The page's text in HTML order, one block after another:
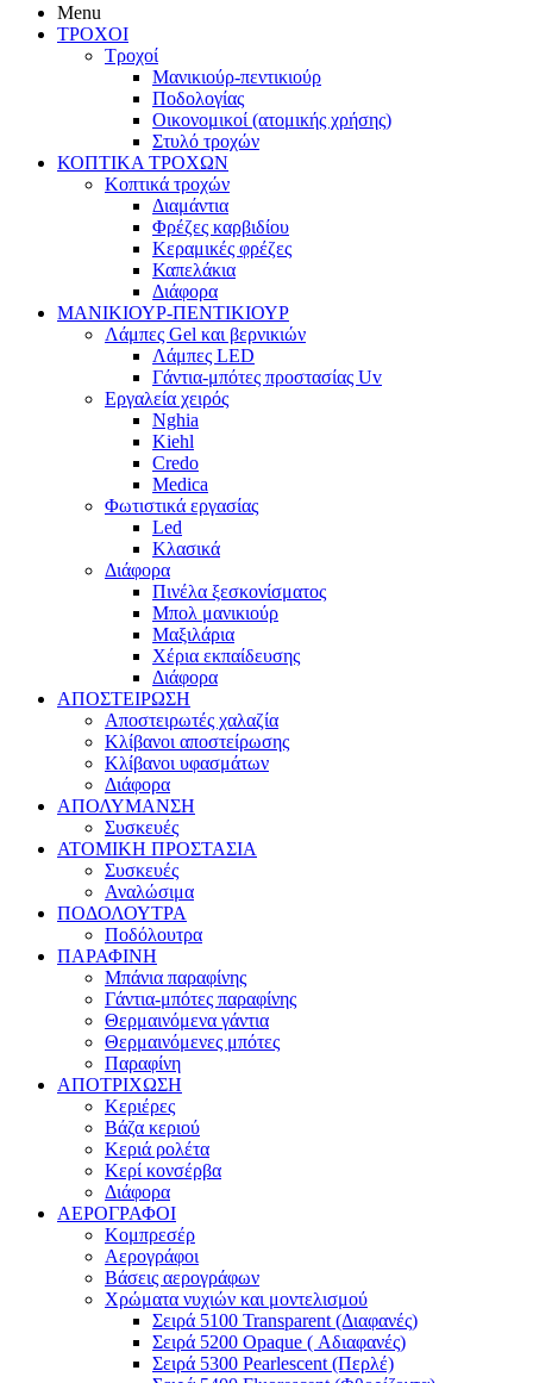
Menu
ΤΡΟΧΟΙ
Τροχοί
Μανικιούρ-πεντικιούρ
Ποδολογίας
Οικονομικοί (ατομικής χρήσης)
Στυλό τροχών
ΚΟΠΤΙΚΑ ΤΡΟΧΩΝ
Κοπτικά τροχών
Διαμάντια
Φρέζες καρβιδίου
Κεραμικές φρέζες
Καπελάκια
Διάφορα
ΜΑΝΙΚΙΟΥΡ-ΠΕΝΤΙΚΙΟΥΡ
Λάμπες Gel και βερνικιών
Λάμπες LED
Γάντια-μπότες προστασίας Uv
Εργαλεία χειρός
Nghia
Kiehl
Credo
Medica
Φωτιστικά εργασίας
Led
Κλασικά
Διάφορα
Πινέλα ξεσκονίσματος
Μπολ μανικιούρ
Μαξιλάρια
Χέρια εκπαίδευσης
Διάφορα
ΑΠΟΣΤΕΙΡΩΣΗ
Αποστειρωτές χαλαζία
Κλίβανοι αποστείρωσης
Κλίβανοι υφασμάτων
Διάφορα
ΑΠΟΛΥΜΑΝΣΗ
Συσκευές
ΑΤΟΜΙΚΗ ΠΡΟΣΤΑΣΙΑ
Συσκευές
Αναλώσιμα
ΠΟΔΟΛΟΥΤΡΑ
Ποδόλουτρα
ΠΑΡΑΦΙΝΗ
Μπάνια παραφίνης
Γάντια-μπότες παραφίνης
Θερμαινόμενα γάντια
Θερμαινόμενες μπότες
Παραφίνη
ΑΠΟΤΡΙΧΩΣΗ
Κεριέρες
Βάζα κεριού
Κεριά ρολέτα
Κερί κονσέρβα
Διάφορα
ΑΕΡΟΓΡΑΦΟΙ
Κομπρεσέρ
Αερογράφοι
Βάσεις αερογράφων
Χρώματα νυχιών και μοντελισμού
Σειρά 5100 Transparent (Διαφανές)
Σειρά 5200 Opaque ( Αδιαφανές)
Σειρά 5300 Pearlescent (Περλέ)